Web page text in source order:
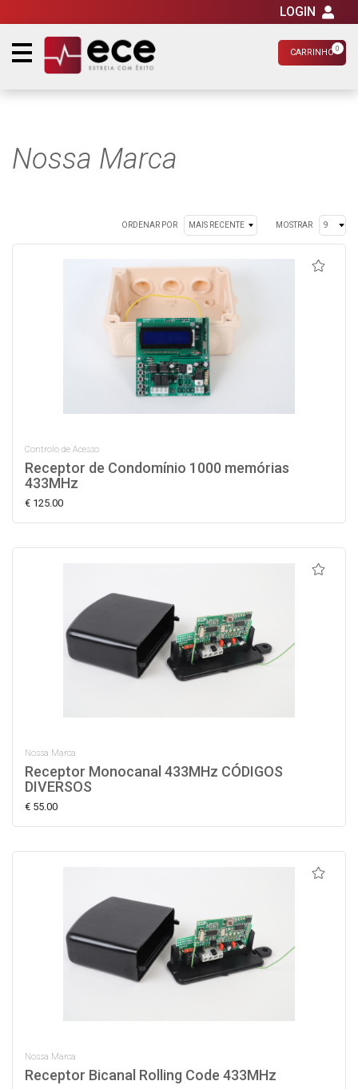
CARRINHO 0
LOGIN
Nossa Marca
ORDENAR POR MOSTRAR
Controlo de Acesso
Receptor de Condomínio 1000 memórias
433MHz
€ 125.00
Nossa Marca
Receptor Monocanal 433MHz CÓDIGOS
DIVERSOS
€ 55.00
Nossa Marca
Receptor Bicanal Rolling Code 433MHz